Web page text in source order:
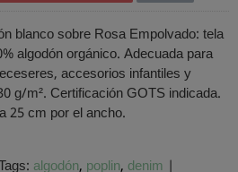
blanco sobre Rosa Empolvado: tela
algodón orgánico. Adecuada para
accesorios infantiles y
g/m². Certificación GOTS indicada.
25 cm por el ancho.
algodón poplin denim |